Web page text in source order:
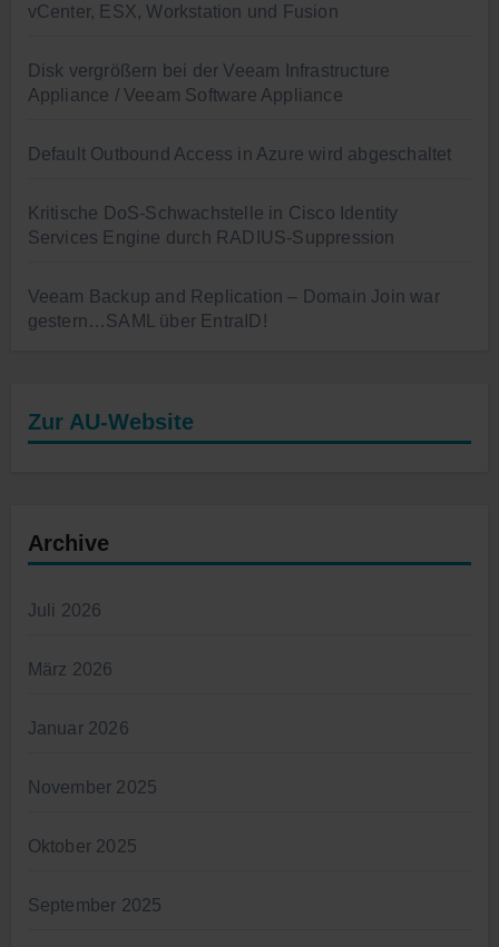
vCenter, ESX, Workstation und Fusion
Disk vergrößern bei der Veeam Infrastructure
Appliance / Veeam Software Appliance
Default Outbound Access in Azure wird abgeschaltet
Kritische DoS-Schwachstelle in Cisco Identity
Services Engine durch RADIUS-Suppression
Veeam Backup and Replication – Domain Join war
gestern…SAML über EntraID!
Zur AU-Website
Archive
Juli 2026
März 2026
Januar 2026
November 2025
Oktober 2025
September 2025